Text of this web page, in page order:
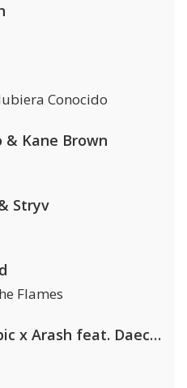
Conocido
& Kane Brown
Stryv
Flames
Hugel x Topic x Arash feat. Daecolm